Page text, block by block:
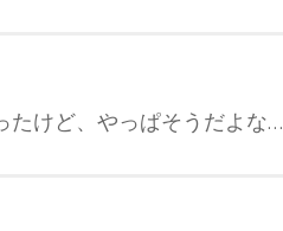
たけど、やっぱそうだよな…